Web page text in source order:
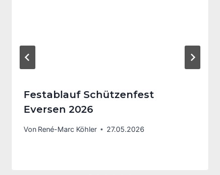
Festablauf Schützenfest
Eversen 2026
Von René-Marc Köhler 27.05.2026